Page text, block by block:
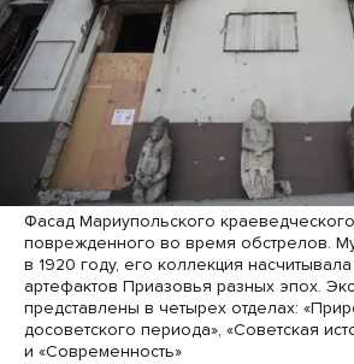
Фасад Мариупольского
поврежденного во время обстрелов.
в 1920 году, его коллекция
артефактов Приазовья разных эпох.
представлены в четырех отделах:
досоветского периода», «Советская
и «Современность»